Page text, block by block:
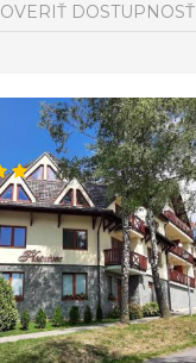
OVERIŤ DOSTUPNOSŤ